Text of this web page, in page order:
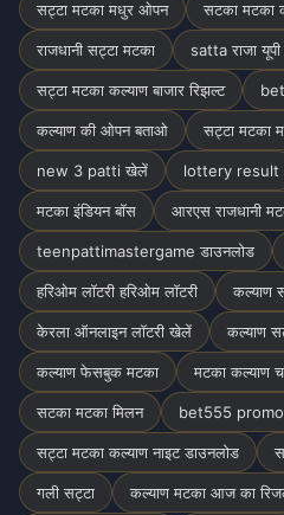
सट्टा मटका मधुर ओपन सटका मटका
राजधानी सट्टा मटका satta राजा यूपी
सट्टा मटका कल्याण बाजार रिझल्ट
कल्याण की ओपन बताओ सट्टा मटका
new 3 patti खेलें lottery result
मटका इंडियन बॉस आरएस राजधानी
teenpattimastergame डाउनलोड
हरिओम लॉटरी हरिओम लॉटरी कल्याण
केरला ऑनलाइन लॉटरी खेलें कल्याण
कल्याण फेसबुक मटका मटका कल्याण
सटका मटका मिलन bet555
सट्टा मटका कल्याण नाइट डाउनलोड
गली सट्टा कल्याण मटका आज का